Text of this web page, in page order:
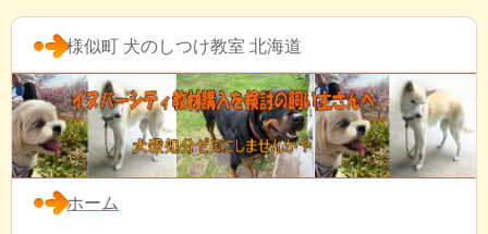
様似町 犬のしつけ教室 北海道
ホーム